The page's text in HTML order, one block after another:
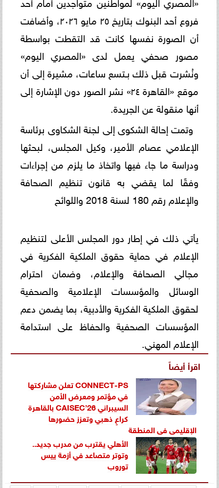
فروع أحد البنوك بتاريخ ٢٥ مايو ٢٠٢٦، وأضافت
أن الصورة نفسها كانت قد التقطت بواسطة
مصور صحفي يعمل لدى «المصري اليوم»
ونُشرت قبل ذلك بـتسع ساعات، مشيرة إلى أن
موقع «القاهرة ٢٤» نشر الصور دون الإشارة إلى
أنها منقولة عن الجريدة.
وتمت إحالة الشكوى إلى لجنة الشكاوى برئاسة
الإعلامي عصام الأمير، وكيل المجلس، لبحثها
ودراسة ما جاء فيها واتخاذ ما يلزم من إجراءات
وفقًا لما يقضي به قانون تنظيم الصحافة
والإعلام رقم 180 لسنة 2018 واللوائح
يأتي ذلك في إطار دور المجلس الأعلى لتنظيم
الإعلام في حماية حقوق الملكية الفكرية في
مجالي الصحافة والإعلام، وضمان احترام
الوسائل والمؤسسات الإعلامية والصحفية
لحقوق الملكية الفكرية والأدبية، بما يضمن دعم
المؤسسات الصحفية والحفاظ على استدامة
الإعلام المهني.
اقرأ أيضاً
CONNECT-PS تعلن مشاركتها
في مؤتمر ومعرض الأمن
السيبراني CAISEC’26 بالقاهرة
كراعٍ ذهبي وتعزز حضورها
الإقليمي في المنطقة
الأهلي يقترب من مدرب جديد..
وتوتر متصاعد في أزمة ييس
توروب